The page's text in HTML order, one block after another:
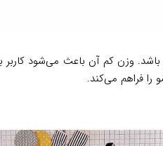
وزن کم آن باعث می‌شود کاربر
را فراهم می‌کند.